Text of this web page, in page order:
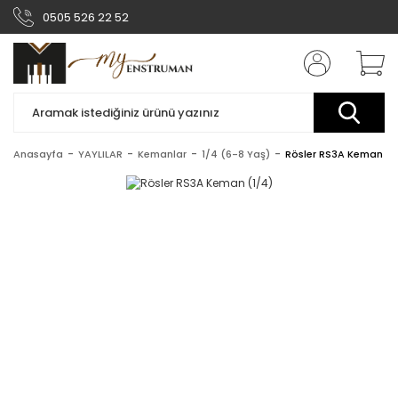
0505 526 22 52
Anasayfa YAYLILAR Kemanlar 1/4 (6-8 Yaş) Rösler RS3A Keman